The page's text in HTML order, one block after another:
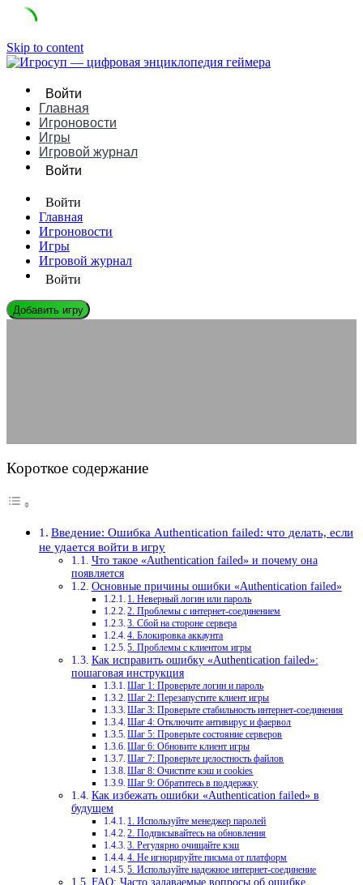
Skip to content
Войти
Главная
Игроновости
Игры
Игровой журнал
Войти
Войти
Главная
Игроновости
Игры
Игровой журнал
Войти
Добавить игру
Короткое содержание
Введение: Ошибка Authentication failed: что делать, если
не удается войти в игру
Что такое «Authentication failed» и почему она
появляется
Основные причины ошибки «Authentication failed»
1. Неверный логин или пароль
2. Проблемы с интернет-соединением
3. Сбой на стороне сервера
4. Блокировка аккаунта
5. Проблемы с клиентом игры
Как исправить ошибку «Authentication failed»:
пошаговая инструкция
Шаг 1: Проверьте логин и пароль
Шаг 2: Перезапустите клиент игры
Шаг 3: Проверьте стабильность интернет-соединения
Шаг 4: Отключите антивирус и фаервол
Шаг 5: Проверьте состояние серверов
Шаг 6: Обновите клиент игры
Шаг 7: Проверьте целостность файлов
Шаг 8: Очистите кэш и cookies
Шаг 9: Обратитесь в поддержку
Как избежать ошибки «Authentication failed» в
будущем
1. Используйте менеджер паролей
2. Подписывайтесь на обновления
3. Регулярно очищайте кэш
4. Не игнорируйте письма от платформ
5. Используйте надежное интернет-соединение
FAQ: Часто задаваемые вопросы об ошибке